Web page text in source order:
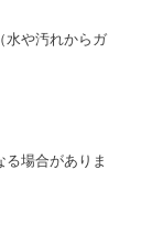
水や汚れからガ
場合がありま